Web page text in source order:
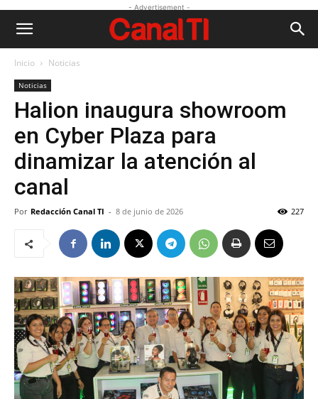
- Advertisement -
Inicio Noticias
Noticias
Halion inaugura showroom
en Cyber Plaza para
dinamizar la atención al
canal
Por Redacción Canal TI - 8 de junio de 2026 227